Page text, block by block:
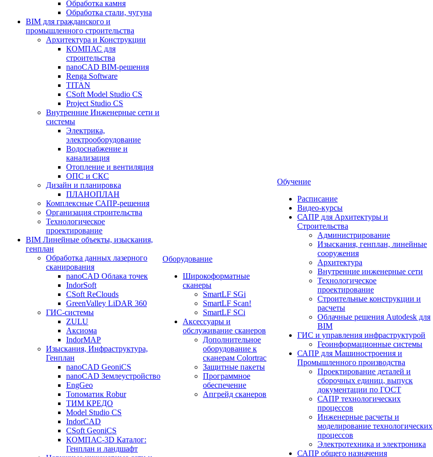
Обработка камня
Обработка стали, чугуна
BIM для гражданского и
промышленного строительства
Архитектура и Конструкции
КОМПАС для
строительства
nanoCAD BIM-решения
Renga Software
TITAN
CSoft Model Studio CS
Project Studio CS
Внутренние Инженерные сети и
системы
Электрика,
электрооборудование
Водоснабжение и
канализация
Отопление и вентиляция
ОПС и СКС
Дизайн и планировка
ПЛАНОПЛАН
Комплексные САПР-решения
Организация строительства
Технологическое
проектирование
BIM Линейные объекты, изыскания,
генплан
Обработка данных лазерного
сканирования
nanoCAD Облака точек
IndorSoft
CSoft ReClouds
GreenValley LiDAR 360
ГИС-системы
ZULU
Аксиома
IndorMAP
Изыскания, Инфраструктура,
Генплан
nanoCAD GeoniCS
nanoCAD Землеустройство
EngGeo
Топоматик Robur
ТИМ КРЕДО
Model Studio CS
IndorCAD
CSoft GeoniCS
КОМПАС-3D Каталог:
Генплан и ландшафт
Оборудование
Широкоформатные
сканеры
SmartLF SGi
SmartLF Scan!
SmartLF SCi
Аксессуары и
обслуживание сканеров
Дополнительное
оборудование к
сканерам Colortrac
Защитные пакеты
Программное
обеспечение
Апгрейд сканеров
Обучение
Расписание
Видео-курсы
САПР для Архитектуры и
Строительства
Администрирование
Изыскания, генплан, линейные
сооружения
Архитектура
Внутренние инженерные сети
Технологическое
проектирование
Строительные конструкции и
расчеты
Облачные решения Autodesk для
BIM
ГИС и управления инфраструктурой
Геоинформационные системы
САПР для Машиностроения и
Промышленного производства
Проектирование деталей и
сборочных единиц, выпуск
документации по ГОСТ
САПР технологических
процессов
Инженерные расчеты и
моделирование технологических
процессов
Электротехника и электроника
САПР общего назначения